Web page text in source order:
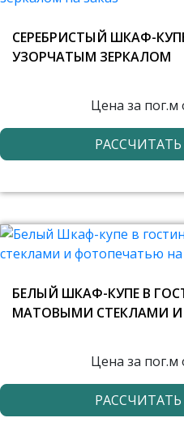
СЕРЕБРИСТЫЙ ШКАФ-
УЗОРЧАТЫМ ЗЕРКАЛОМ
Цена за пог.м
БЕЛЫЙ ШКАФ-КУПЕ В
МАТОВЫМИ СТЕКЛАМИ
Цена за пог.м